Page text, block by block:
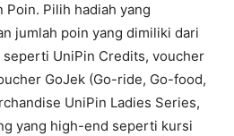
Poin. Pilih hadiah yang
jumlah poin yang dimiliki dari
seperti UniPin Credits, voucher
GoJek (Go-ride, Go-food,
UniPin Ladies Series,
yang high-end seperti kursi